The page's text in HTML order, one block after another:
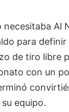
necesitaba Al
para definir
de tiro libre
con un
equipo.